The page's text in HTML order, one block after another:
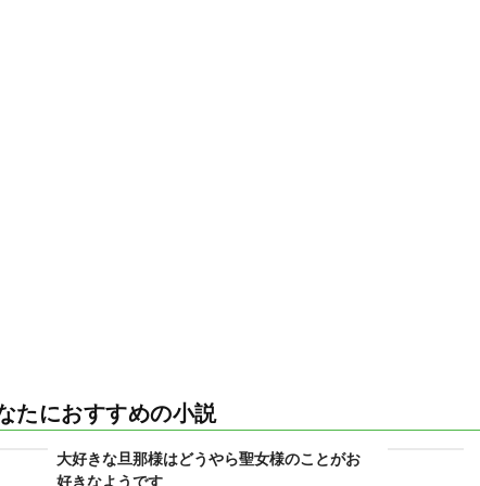
たにおすすめの小説
大好きな旦那様はどうやら聖女様のことがお
好きなようです